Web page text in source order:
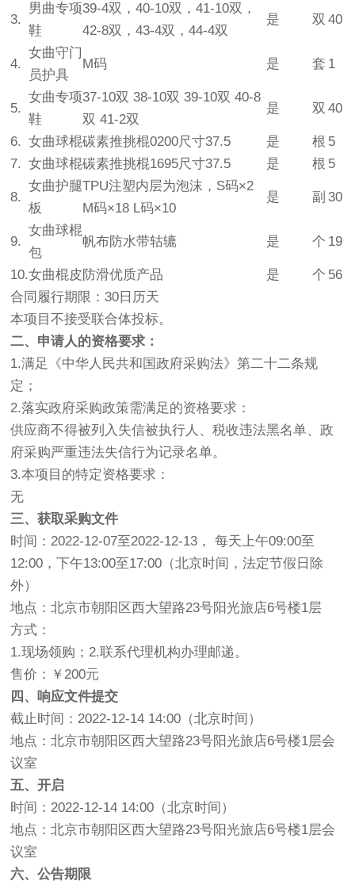
3.
男曲专项
鞋
39-4双，40-10双，41-10双，
42-8双，43-4双，44-4双
是 双 40
4.
女曲守门
员护具
M码 是 套 1
5.
女曲专项
鞋
37-10双 38-10双 39-10双 40-8
双 41-2双
是 双 40
6. 女曲球棍碳素推挑棍0200尺寸37.5 是 根 5
7. 女曲球棍碳素推挑棍1695尺寸37.5 是 根 5
8.
女曲护腿
板
TPU注塑内层为泡沫， S码×2
M码×18 L码×10
是 副 30
9.
女曲球棍
包
帆布防水带轱辘 是 个 19
10.女曲棍皮 防滑优质产品 是 个 56
合同履行期限：30日历天
本项目不接受联合体投标。
二、申请人的资格要求：
1.满足《中华人民共和国政府采购法》第二十二条规
定；
2.落实政府采购政策需满足的资格要求：
供应商不得被列入失信被执行人、税收违法黑名单、政
府采购严重违法失信行为记录名单。
3.本项目的特定资格要求：
无
三、获取采购文件
时间：2022-12-07至2022-12-13， 每天上午09:00至
12:00，下午13:00至17:00（北京时间，法定节假日除
外）
地点：北京市朝阳区西大望路23号阳光旅店6号楼1层
方式：
1.现场领购；2.联系代理机构办理邮递。
售价：￥200元
四、响应文件提交
截止时间：2022-12-14 14:00（北京时间）
地点：北京市朝阳区西大望路23号阳光旅店6号楼1层会
议室
五、开启
时间：2022-12-14 14:00（北京时间）
地点：北京市朝阳区西大望路23号阳光旅店6号楼1层会
议室
六、公告期限